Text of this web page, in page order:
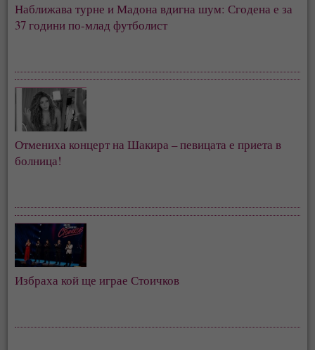
Наближава турне и Мадона вдигна шум: Сгодена е за
37 години по-млад футболист
Отмениха концерт на Шакира – певицата е приета в
болница!
Избраха кой ще играе Стоичков